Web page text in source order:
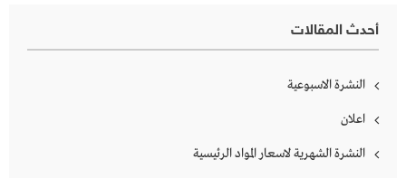
أحدث المقالات
النشرة الاسبوعية
اعلان
النشرة الشهرية لاسعار المواد الرئيسية